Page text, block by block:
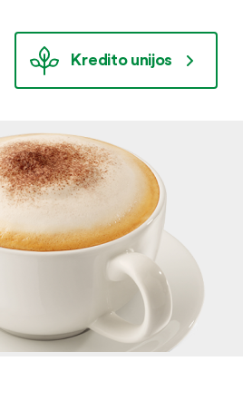
Kredito unijos